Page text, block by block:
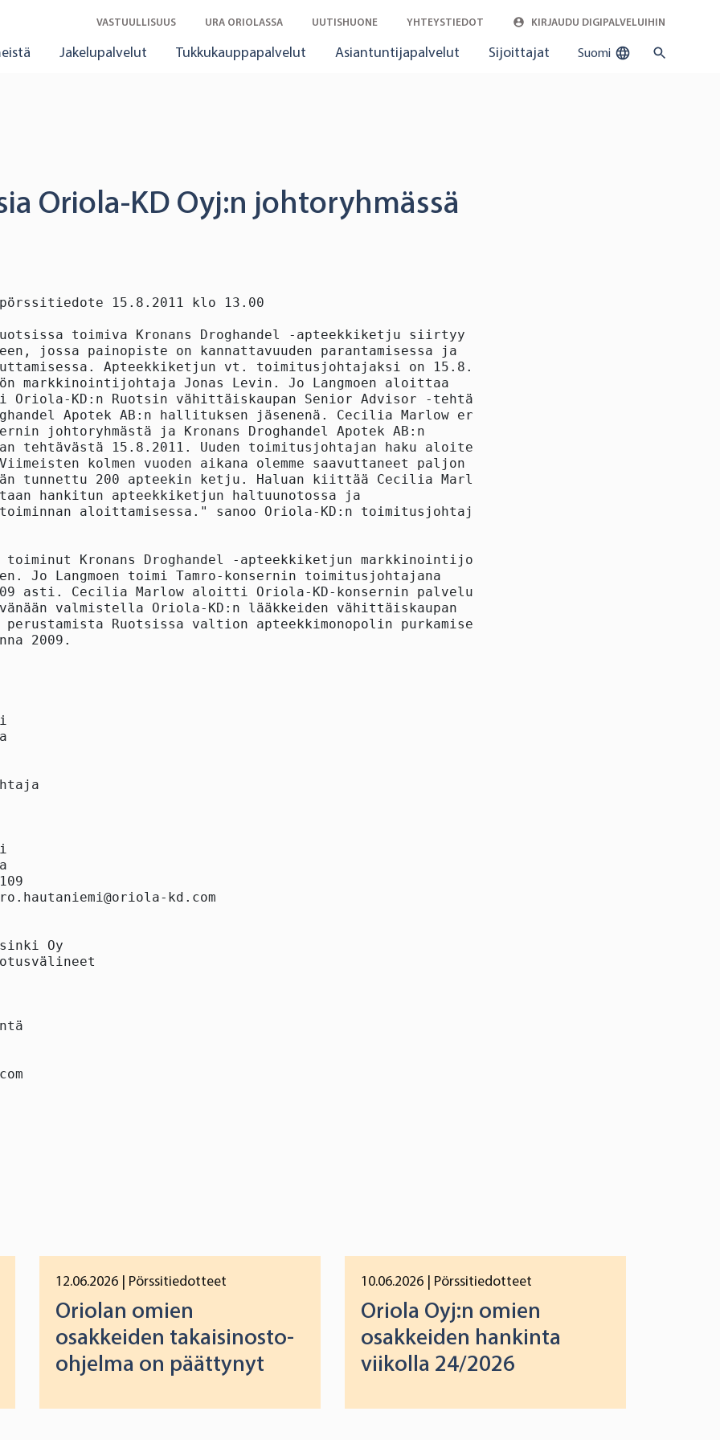
VASTUULLISUUS URA ORIOLASSA UUTISHUONE YHTEYSTIEDOT KIRJAUDU DIGIPALVELUIHIN
Jakelupalvelut Tukkukauppapalvelut Asiantuntijapalvelut Sijoittajat Suomi
Oriola-KD Oyj:n johtoryhmässä
15.8.2011 klo 13.00
toimiva Kronans Droghandel -apteekkiketju siirtyy uuteen
jossa painopiste on kannattavuuden parantamisessa ja
Apteekkiketjun vt. toimitusjohtajaksi on 15.8.2011
markkinointijohtaja Jonas Levin. Jo Langmoen aloittaa
Oriola-KD:n Ruotsin vähittäiskaupan Senior Advisor -tehtävässä
Apotek AB:n hallituksen jäsenenä. Cecilia Marlow eroaa
johtoryhmästä ja Kronans Droghandel Apotek AB:n
tehtävästä 15.8.2011. Uuden toimitusjohtajan haku aloitetaan
kolmen vuoden aikana olemme saavuttaneet paljon ja
tunnettu 200 apteekin ketju. Haluan kiittää Cecilia Marlowta
hankitun apteekkiketjun haltuunotossa ja
aloittamisessa." sanoo Oriola-KD:n toimitusjohtaja Eero
toiminut Kronans Droghandel -apteekkiketjun markkinointijohtajana
Jo Langmoen toimi Tamro-konsernin toimitusjohtajana
asti. Cecilia Marlow aloitti Oriola-KD-konsernin palveluksessa
valmistella Oriola-KD:n lääkkeiden vähittäiskaupan
Ruotsissa valtion apteekkimonopolin purkamisen
2009.
kd.com
Oy
12.06.2026 | Pörssitiedotteet
Oriolan omien
osakkeiden takaisinosto-
ohjelma on päättynyt
10.06.2026 | Pörssitiedotteet
Oriola Oyj:n omien
osakkeiden hankinta
viikolla 24/2026